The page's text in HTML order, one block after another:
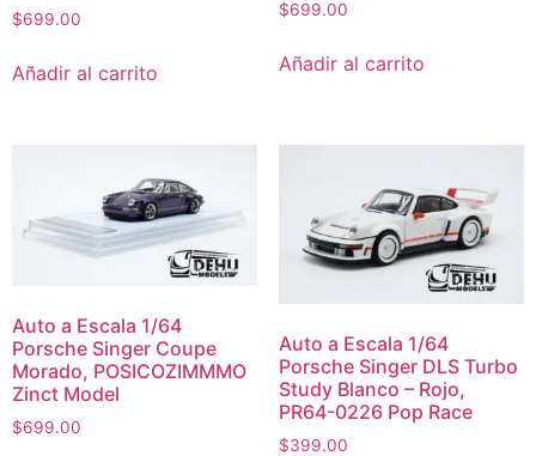
$699.00
Añadir al carrito
$699.00
Añadir al carrito
Auto a Escala 1/64
Porsche Singer Coupe
Morado, POSICOZIMMMO
Zinct Model
$699.00
Auto a Escala 1/64
Porsche Singer DLS Turbo
Study Blanco – Rojo,
PR64-0226 Pop Race
$399.00